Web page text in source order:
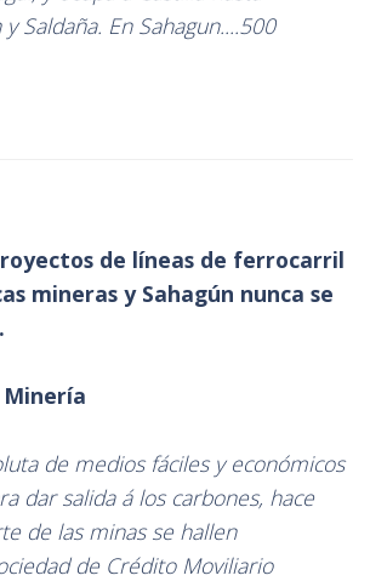
Saldaña. En Sahagun....500
de líneas de ferrocarril
mineras y Sahagún nunca se
Minería
de medios fáciles y económicos
dar salida á los carbones, hace
de las minas se hallen
de Crédito Moviliario